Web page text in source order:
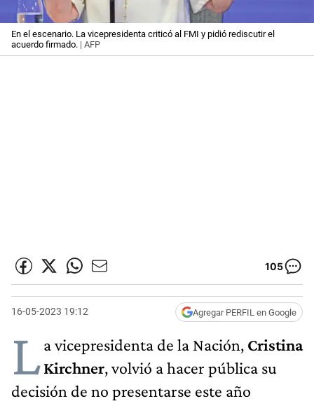
En el escenario. La vicepresidenta criticó al FMI y pidió rediscutir el
acuerdo firmado. | AFP
105
16-05-2023 19:12 Agregar PERFIL en Google
La vicepresidenta de la Nación, Cristina
Kirchner, volvió a hacer pública su
decisión de no presentarse este año